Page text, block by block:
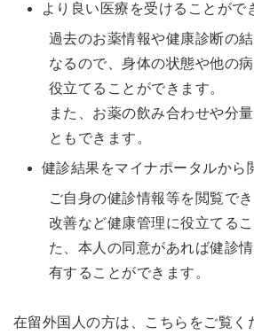
より良い医療を受けることがで
過去のお薬情報や健康診断の
なるので、身体の状態や他の
役立てることができます。
また、お薬の飲み合わせや分
ともできます。
健診結果をマイナポータルから
ご自身の健診情報等を閲覧で
改善など健康管理に役立てる
た、本人の同意があれば健診
有することができます。
在留外国人の方は、こちらをご覧く